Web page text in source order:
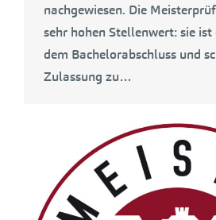
nachgewiesen. Die
sehr hohen Stellenwert: sie
dem Bachelorabschluss und
Zulassung zu…